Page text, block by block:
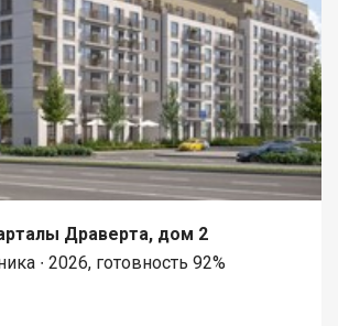
Драверта, дом 2
∙ 2026, готовность 92%